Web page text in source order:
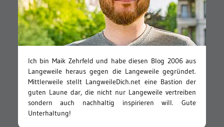
Ich bin Maik Zehrfeld und habe diesen Blog 2006 aus
Langeweile heraus gegen die Langeweile gegründet.
Mittlerweile stellt LangweileDich.net eine Bastion der
guten Laune dar, die nicht nur Langeweile vertreiben
sondern auch nachhaltig inspirieren will. Gute
Unterhaltung!